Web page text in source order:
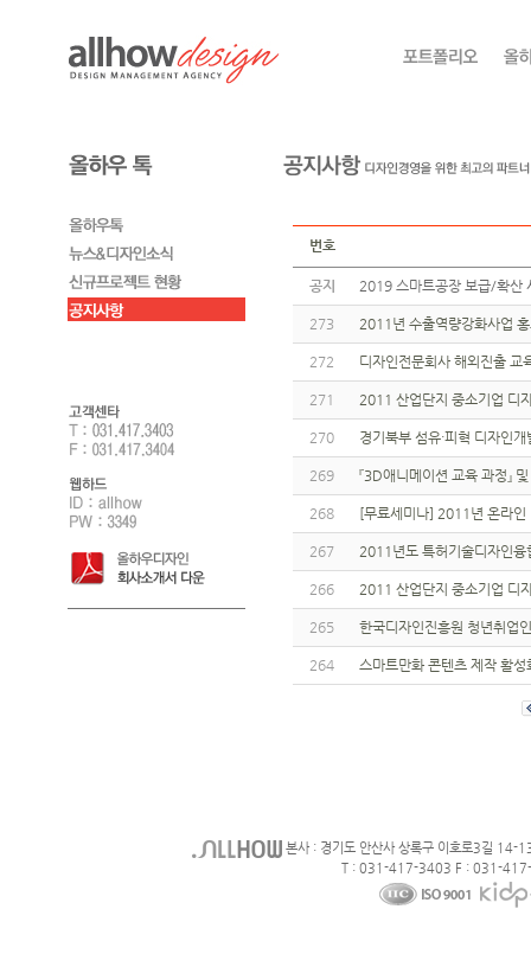
번호
공지 2019 스마트공장 보급/확
273 2011년 수출역량강화사업
272 디자인전문회사 해외진출 교
271 2011 산업단지 중소기업 디
270 경기북부 섬유·피혁 디자인
269 『3D애니메이션 교육 과정』
268 [무료세미나] 2011년 온라인
267 2011년도 특허기술디자인
266 2011 산업단지 중소기업 디
265 한국디자인진흥원 청년취업
264 스마트만화 콘텐츠 제작 활
본사 : 경기도 안산사 상록구 이호로3길 14-
T : 031-417-3403 F : 031-